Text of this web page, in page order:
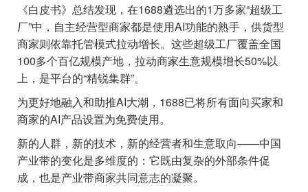
《白皮书》总结发现，在1688遴选出的1万多家“超级工
厂”中，自主经营型商家都是使用AI功能的熟手，供货型
商家则依靠托管模式拉动增长。这些超级工厂覆盖全国
100多个百亿规模产地，拉动商家生意规模增长50%以
上，是平台的“精锐集群”。
为更好地融入和助推AI大潮，1688已将所有面向买家和
商家的AI产品设置为免费使用。
新的人群，新的技术，新的经营者和生意取向——中国
产业带的变化是多维度的：它既由复杂的外部条件促
成，也是产业带商家共同意志的凝聚。